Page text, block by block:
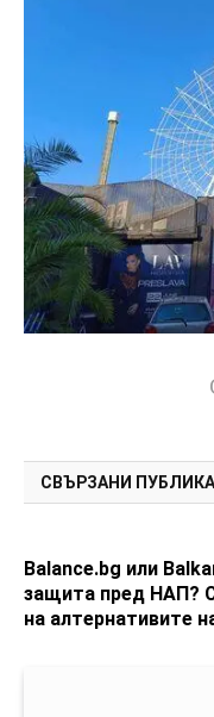
СВЪРЗАНИ
Balance.bg или
защита пред НАП?
на алтернативите